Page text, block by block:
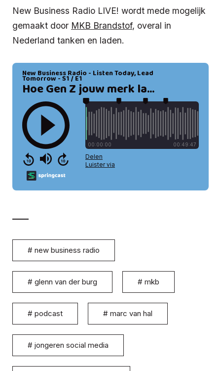
New Business Radio LIVE! wordt mede mogelijk
gemaakt door MKB Brandstof, overal in
Nederland tanken en laden.
# new business radio
# glenn van der burg # mkb
# podcast # marc van hal
# jongeren social media